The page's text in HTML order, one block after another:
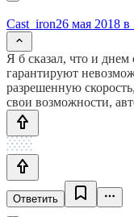
Cast_iron26 мая 2018 в
Я б сказал, что и
гарантируют
разрешенную
свои возможности,
Ответить